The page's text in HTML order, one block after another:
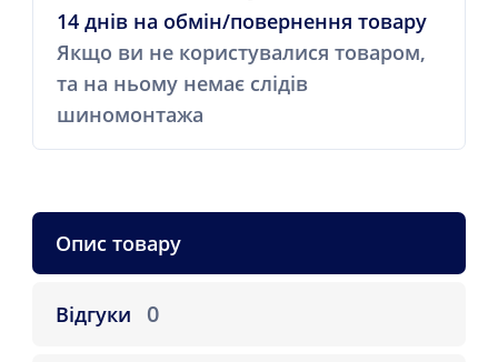
14 днів на обмін/повернення товару
Якщо ви не користувалися товаром,
та на ньому немає слідів
шиномонтажа
Опис товару
Відгуки 0